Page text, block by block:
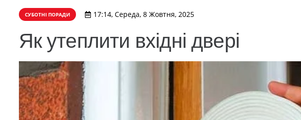
СУБОТНІ ПОРАДИ 17:14, Середа, 8 Жовтня, 2025
Як утеплити вхідні двері